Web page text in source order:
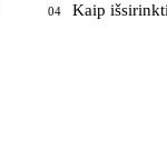
04 Kaip